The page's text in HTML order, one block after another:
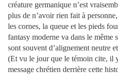
créature germanique n’est
plus de n’avoir rien fait à personne,
les cornes, la queue et les pieds
fantasy moderne va dans le même
sont souvent d’alignement neutre
(Et vu le jour que le témoin cite, il
message chrétien derrière cette